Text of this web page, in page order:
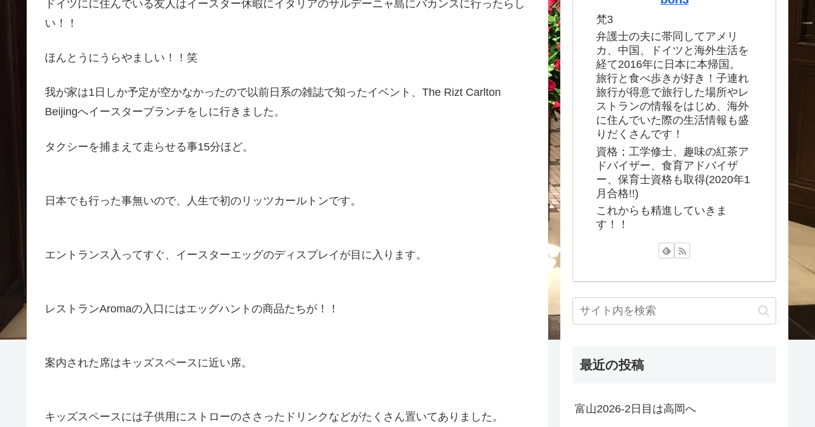
ドイツにに住んでいる友人はイースター休暇にイタリアのサルデーニャ島にバカンスに行ったらし
い！！
ほんとうにうらやましい！！笑
我が家は1日しか予定が空かなかったので以前日系の雑誌で知ったイベント、The Rizt Carlton
Beijingへイースターブランチをしに行きました。
タクシーを捕まえて走らせる事15分ほど。
日本でも行った事無いので、人生で初のリッツカールトンです。
エントランス入ってすぐ、イースターエッグのディスプレイが目に入ります。
レストランAromaの入口にはエッグハントの商品たちが！！
案内された席はキッズスペースに近い席。
キッズスペースには子供用にストローのささったドリンクなどがたくさん置いてありました。
梵3
弁護士の夫に帯同してアメリ
カ、中国、ドイツと海外生活を
経て2016年に日本に本帰国。
旅行と食べ歩きが好き！子連れ
旅行が得意で旅行した場所やレ
ストランの情報をはじめ、海外
に住んでいた際の生活情報も盛
りだくさんです！
資格；工学修士、趣味の紅茶ア
ドバイザー、食育アドバイザ
ー、保育士資格も取得(2020年1
月合格!!)
これからも精進していきま
す！！
最近の投稿
富山2026-2日目は高岡へ